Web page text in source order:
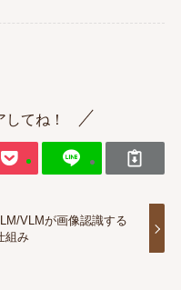
てね！
VLMが画像認識する
組み